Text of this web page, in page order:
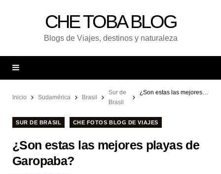
CHE TOBA BLOG
Blogs de Viajes, destinos y naturaleza
Inicio Sudamérica Brasil
Sur de
Brasil
¿Son estas las mejores playas de Garopaba?
SUR DE BRASIL CHE FOTOS BLOG DE VIAJES
¿Son estas las mejores playas de
Garopaba?